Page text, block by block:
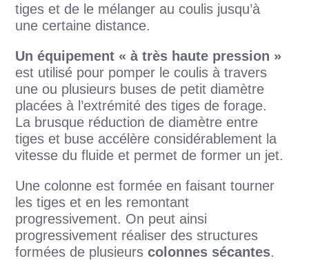
tiges et de le mélanger au coulis jusqu’à
une certaine distance.
Un équipement « à très haute pression »
est utilisé pour pomper le coulis à travers
une ou plusieurs buses de petit diamètre
placées à l’extrémité des tiges de forage.
La brusque réduction de diamètre entre
tiges et buse accélère considérablement la
vitesse du fluide et permet de former un jet.
Une colonne est formée en faisant tourner
les tiges et en les remontant
progressivement. On peut ainsi
progressivement réaliser des structures
formées de plusieurscolonnes sécantes.